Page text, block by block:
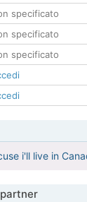
specificato
specificato
specificato
i'll live in